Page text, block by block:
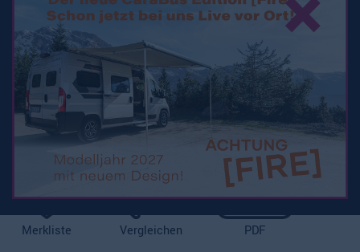
Knaus Live TI 590 MF
Platinum Selection
Merkliste Vergleichen
PDF